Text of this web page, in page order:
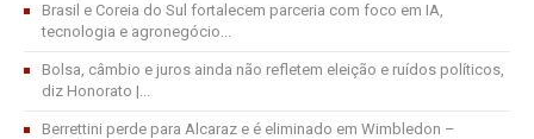
Brasil e Coreia do Sul fortalecem parceria com foco em IA,
tecnologia e agronegócio...
Bolsa, câmbio e juros ainda não refletem eleição e ruídos políticos,
diz Honorato |...
Berrettini perde para Alcaraz e é eliminado em Wimbledon –